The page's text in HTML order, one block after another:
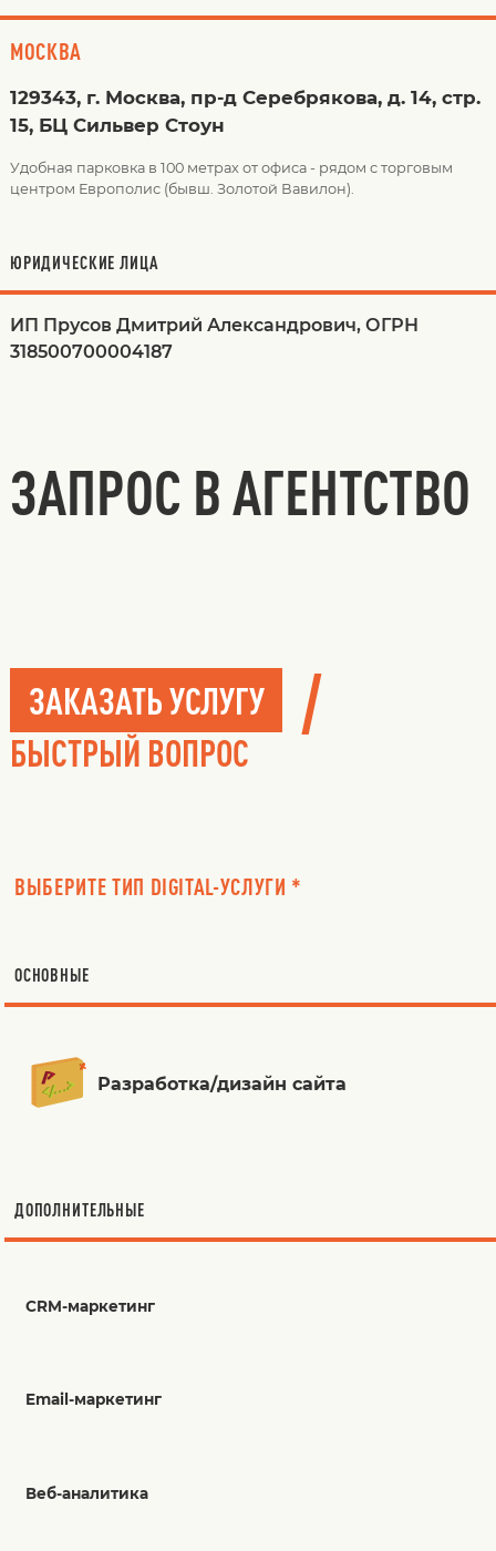
МОСКВА
129343, г. Москва, пр-д Серебрякова, д. 14, стр.
15, БЦ Сильвер Стоун
Удобная парковка в 100 метрах от офиса - рядом с торговым
центром Европолис (бывш. Золотой Вавилон).
ЮРИДИЧЕСКИЕ ЛИЦА
ИП Прусов Дмитрий Александрович, ОГРН
318500700004187
ЗАПРОС В АГЕНТСТВО
ЗАКАЗАТЬ УСЛУГУ /
БЫСТРЫЙ ВОПРОС
ВЫБЕРИТЕ ТИП DIGITAL-УСЛУГИ *
ОСНОВНЫЕ
Разработка/дизайн сайта
ДОПОЛНИТЕЛЬНЫЕ
CRM-маркетинг
Email-маркетинг
Веб-аналитика